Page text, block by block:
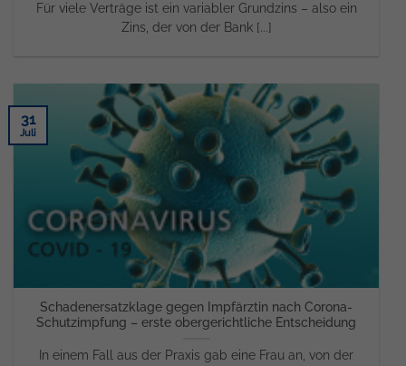
Für viele Verträge ist ein variabler Grundzins – also ein
Zins, der von der Bank [...]
Schadenersatzklage gegen Impfärztin nach Corona-
Schutzimpfung – erste obergerichtliche Entscheidung
In einem Fall aus der Praxis gab eine Frau an, von der
31
Juli